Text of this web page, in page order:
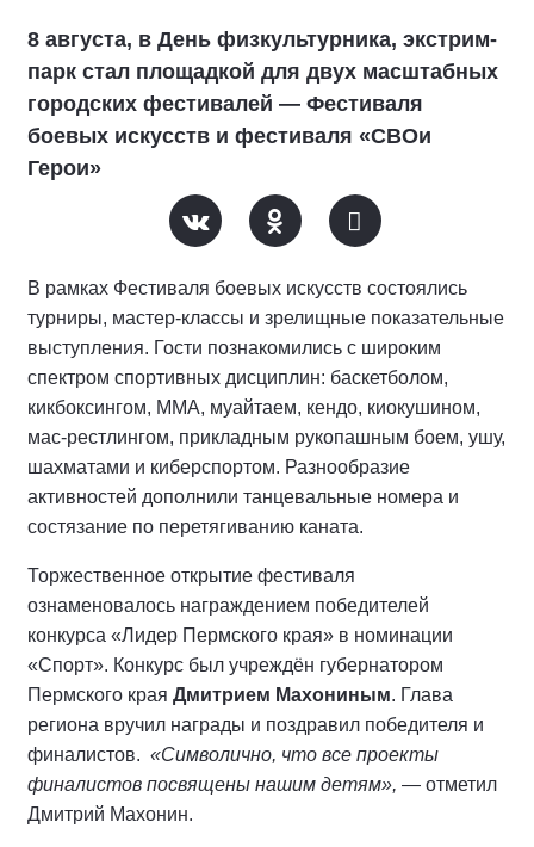
8 августа, в День физкультурника, экстрим-
парк стал площадкой для двух масштабных
городских фестивалей — Фестиваля
боевых искусств и фестиваля «СВОи
Герои»
В рамках Фестиваля боевых искусств состоялись
турниры, мастер-классы и зрелищные показательные
выступления. Гости познакомились с широким
спектром спортивных дисциплин: баскетболом,
кикбоксингом, ММА, муайтаем, кендо, киокушином,
мас-рестлингом, прикладным рукопашным боем, ушу,
шахматами и киберспортом. Разнообразие
активностей дополнили танцевальные номера и
состязание по перетягиванию каната.
Торжественное открытие фестиваля
ознаменовалось награждением победителей
конкурса «Лидер Пермского края» в номинации
«Спорт». Конкурс был учреждён губернатором
Пермского края Дмитрием Махониным. Глава
региона вручил награды и поздравил победителя и
финалистов. «Символично, что все проекты
финалистов посвящены нашим детям», — отметил
Дмитрий Махонин.